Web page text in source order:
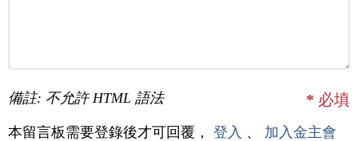
備註: 不允許 HTML 語法 * 必填
本留言板需要登錄後才可回覆， 登入 、 加入金主會